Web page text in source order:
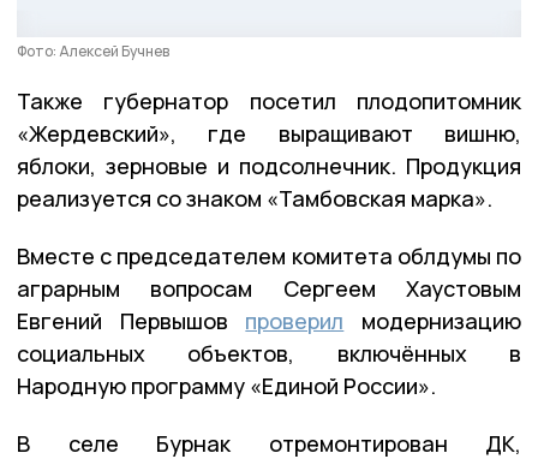
Фото: Алексей Бучнев
Также губернатор посетил плодопитомник
«Жердевский», где выращивают вишню,
яблоки, зерновые и подсолнечник. Продукция
реализуется со знаком «Тамбовская марка».
Вместе с председателем комитета облдумы по
аграрным вопросам Сергеем Хаустовым
Евгений Первышов проверил модернизацию
социальных объектов, включённых в
Народную программу «Единой России».
В селе Бурнак отремонтирован ДК,